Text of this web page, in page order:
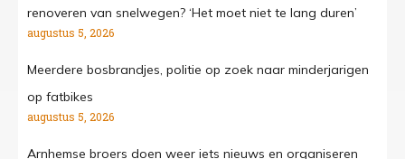
renoveren van snelwegen? ‘Het moet niet te lang duren’
augustus 5, 2026
Meerdere bosbrandjes, politie op zoek naar minderjarigen
op fatbikes
augustus 5, 2026
Arnhemse broers doen weer iets nieuws en organiseren